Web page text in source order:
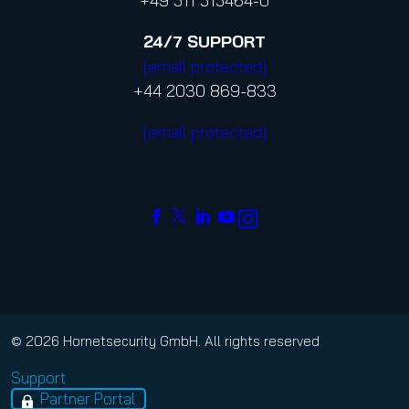
24/7 SUPPORT
[email protected]
+44 2030 869-833
[email protected]
© 2026 Hornetsecurity GmbH. All rights reserved
Support
Partner Portal